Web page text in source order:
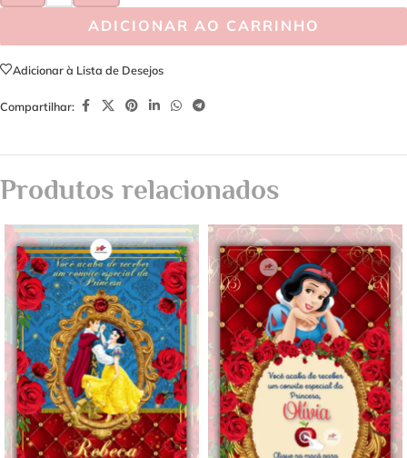
ADICIONAR AO CARRINHO
Adicionar à Lista de Desejos
Compartilhar:
Produtos relacionados